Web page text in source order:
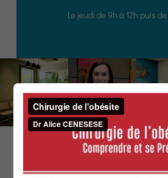
Le jeudi de 9h à 12h puis